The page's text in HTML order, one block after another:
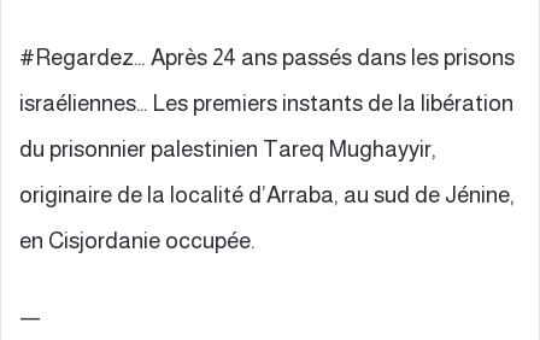
#Regardez… Après 24 ans passés dans les prisons
israéliennes… Les premiers instants de la libération
du prisonnier palestinien Tareq Mughayyir,
originaire de la localité d’Arraba, au sud de Jénine,
en Cisjordanie occupée.
—